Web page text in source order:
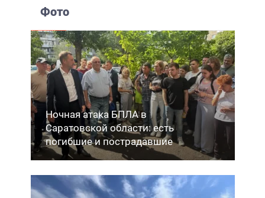
Фото
Ночная атака БПЛА в
Саратовской области: есть
погибшие и пострадавшие